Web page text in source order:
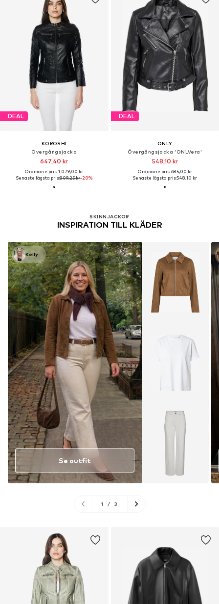
DEAL
KOROSHI
Övergångsjacka
647,40 kr
Ordinarie pris: 1 079,00 kr
Senaste lägsta pris:809,25 kr-20%
DEAL
ONLY
Övergångsjacka 'ONLVera'
548,10 kr
Ordinarie pris: 685,00 kr
Senaste lägsta pris:548,10 kr
SKINNJACKOR
INSPIRATION TILL KLÄDER
Kelly
Se outfit
1 / 3